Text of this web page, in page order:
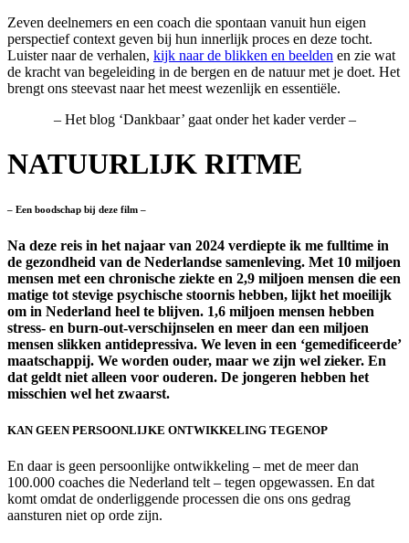
Zeven deelnemers en een coach die spontaan vanuit hun eigen
perspectief context geven bij hun innerlijk proces en deze tocht.
Luister naar de verhalen, kijk naar de blikken en beelden en zie wat
de kracht van begeleiding in de bergen en de natuur met je doet. Het
brengt ons steevast naar het meest wezenlijk en essentiële.
– Het blog ‘Dankbaar’ gaat onder het kader verder –
NATUURLIJK RITME
– Een boodschap bij deze film –
Na deze reis in het najaar van 2024 verdiepte ik me fulltime in
de gezondheid van de Nederlandse samenleving. Met 10 miljoen
mensen met een chronische ziekte en 2,9 miljoen mensen die een
matige tot stevige psychische stoornis hebben, lijkt het moeilijk
om in Nederland heel te blijven. 1,6 miljoen mensen hebben
stress- en burn-out-verschijnselen en meer dan een miljoen
mensen slikken antidepressiva. We leven in een ‘gemedificeerde’
maatschappij. We worden ouder, maar we zijn wel zieker. En
dat geldt niet alleen voor ouderen. De jongeren hebben het
misschien wel het zwaarst.
KAN GEEN PERSOONLIJKE ONTWIKKELING TEGENOP
En daar is geen persoonlijke ontwikkeling – met de meer dan
100.000 coaches die Nederland telt – tegen opgewassen. En dat
komt omdat de onderliggende processen die ons ons gedrag
aansturen niet op orde zijn.